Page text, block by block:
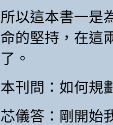
所以這本書一是
命的堅持，在這
了。
本刊問：如何規
芯儀答：剛開始